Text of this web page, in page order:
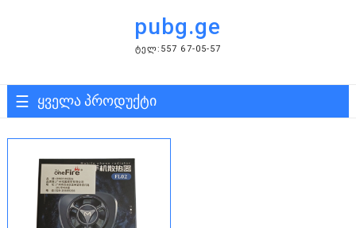
pubg.ge
ᲢᲔᲚ:557 67-05-57
ყველა პროდუქტი